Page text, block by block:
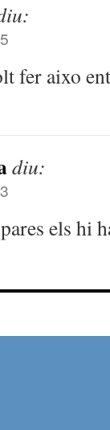
fer aixo
diu:
els hi